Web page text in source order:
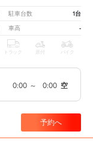
駐車台数 1台
車高 -
トラック 原付 バイク
0:00 ～ 0:00 空
予約へ